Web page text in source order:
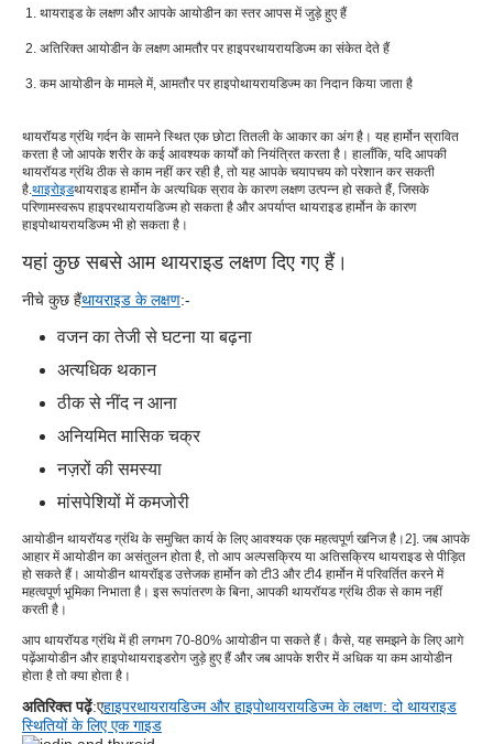
हैं?
आयोडीन और थायराइड रोग कैसे जुड़े हुए हैं?
आयोडीन का सेवन अतिरिक्त थायराइड लक्षणों से कैसे जुड़ा है?
आयोडीन और हाइपोथायरायडिज्म कैसे जुड़े हुए हैं?
अपने शरीर में आयोडीन के स्तर का परीक्षण कैसे करें?
थायराइड के लक्षण और आपके आयोडीन का स्तर आपस में जुड़े हुए हैं
अतिरिक्त आयोडीन के लक्षण आमतौर पर हाइपरथायरायडिज्म का संकेत देते हैं
कम आयोडीन के मामले में, आमतौर पर हाइपोथायरायडिज्म का निदान किया जाता है
थायरॉयड ग्रंथि गर्दन के सामने स्थित एक छोटा तितली के आकार का अंग है। यह हार्मोन स्रावित
करता है जो आपके शरीर के कई आवश्यक कार्यों को नियंत्रित करता है। हालाँकि, यदि आपकी
थायरॉयड ग्रंथि ठीक से काम नहीं कर रही है, तो यह आपके चयापचय को परेशान कर सकती
है.थाइरोइडथायराइड हार्मोन के अत्यधिक स्राव के कारण लक्षण उत्पन्न हो सकते हैं, जिसके
परिणामस्वरूप हाइपरथायरायडिज्म हो सकता है और अपर्याप्त थायराइड हार्मोन के कारण
हाइपोथायरायडिज्म भी हो सकता है।
यहां कुछ सबसे आम थायराइड लक्षण दिए गए हैं।
नीचे कुछ हैंथायराइड के लक्षण:-
वजन का तेजी से घटना या बढ़ना
अत्यधिक थकान
ठीक से नींद न आना
अनियमित मासिक चक्र
नज़रों की समस्या
मांसपेशियों में कमजोरी
आयोडीन थायरॉयड ग्रंथि के समुचित कार्य के लिए आवश्यक एक महत्वपूर्ण खनिज है।2]. जब आपके
आहार में आयोडीन का असंतुलन होता है, तो आप अल्पसक्रिय या अतिसक्रिय थायराइड से पीड़ित
हो सकते हैं। आयोडीन थायरॉइड उत्तेजक हार्मोन को टी3 और टी4 हार्मोन में परिवर्तित करने में
महत्वपूर्ण भूमिका निभाता है। इस रूपांतरण के बिना, आपकी थायरॉयड ग्रंथि ठीक से काम नहीं
करती है।
आप थायरॉयड ग्रंथि में ही लगभग 70-80% आयोडीन पा सकते हैं। कैसे, यह समझने के लिए आगे
पढ़ेंआयोडीन और हाइपोथायराइडरोग जुड़े हुए हैं और जब आपके शरीर में अधिक या कम आयोडीन
होता है तो क्या होता है।
अतिरिक्त पढ़ें:एहाइपरथायरायडिज्म और हाइपोथायरायडिज्म के लक्षण: दो थायराइड
स्थितियों के लिए एक गाइड